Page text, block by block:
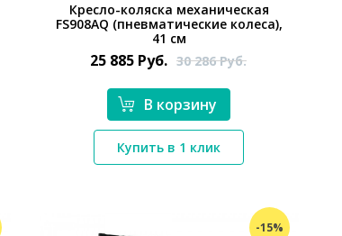
*}
Кресло-коляска механическая
FS908AQ (пневматические колеса),
41 см
25 885 Руб. 30 286Руб.
В корзину
Купить в 1 клик
-15%